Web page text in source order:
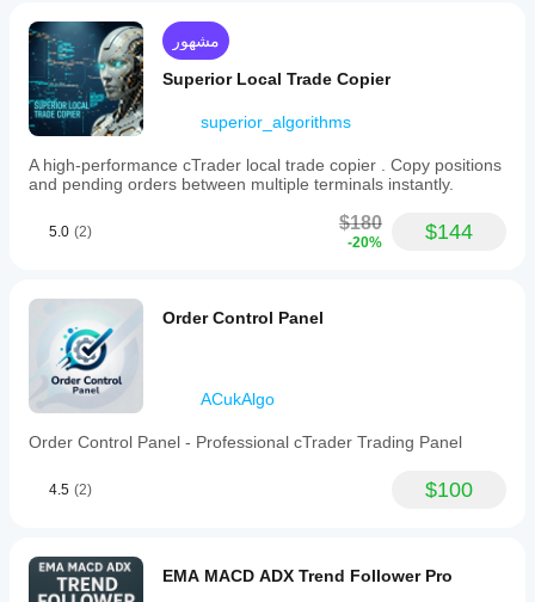
مشهور
Superior Local Trade Copier
superior_algorithms
A high-performance cTrader local trade copier . Copy positions
and pending orders between multiple terminals instantly.
5.0 (2) $180
-20% $144
Order Control Panel
ACukAlgo
Order Control Panel - Professional cTrader Trading Panel
4.5 (2) $100
EMA MACD ADX Trend Follower Pro